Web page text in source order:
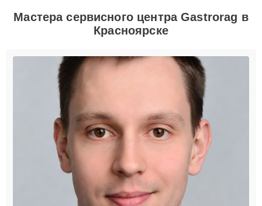
Мастера сервисного центра Gastrorag в
Красноярске